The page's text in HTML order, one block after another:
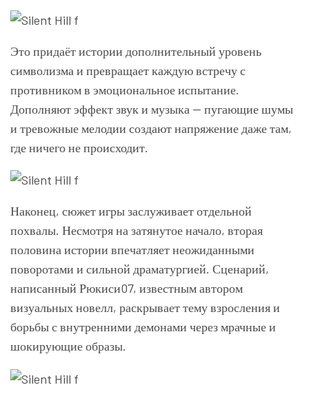
Это придаёт истории дополнительный уровень
символизма и превращает каждую встречу с
противником в эмоциональное испытание.
Дополняют эффект звук и музыка — пугающие шумы
и тревожные мелодии создают напряжение даже там,
где ничего не происходит.
Наконец, сюжет игры заслуживает отдельной
похвалы. Несмотря на затянутое начало, вторая
половина истории впечатляет неожиданными
поворотами и сильной драматургией. Сценарий,
написанный Рюкиси07, известным автором
визуальных новелл, раскрывает тему взросления и
борьбы с внутренними демонами через мрачные и
шокирующие образы.